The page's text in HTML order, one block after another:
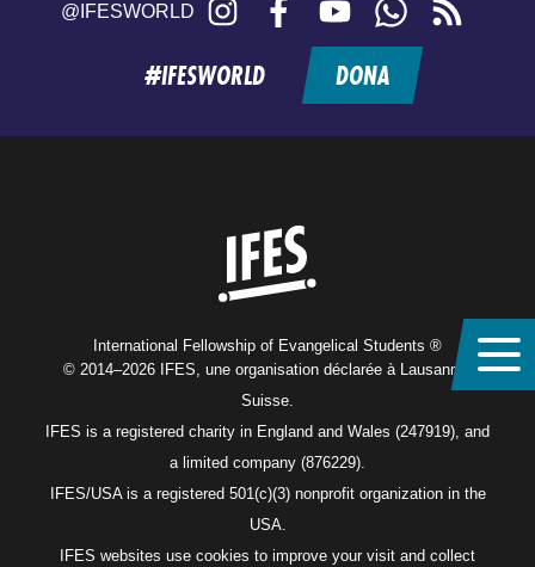
@IFESWORLD Instagram FacebookYouTubeWhatsApp
feed
#IFESWORLD DONA
International Fellowship of Evangelical Students ®
© 2014–2026 IFES, une organisation déclarée à Lausanne,
Suisse.
IFES is a registered charity in England and Wales (247919), and
a limited company (876229).
IFES/USA is a registered 501(c)(3) nonprofit organization in the
USA.
IFES websites use cookies to improve your visit and collect